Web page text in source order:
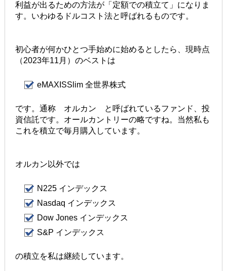
利益が出るための方法が「定額での積立て」になりま
す。いわゆるドルコスト法と呼ばれるものです。
初心者が何かひとつ手始めに始めるとしたら、現時点
（2023年11月）のベストは
eMAXISSlim 全世界株式
です。通称 オルカン と呼ばれているファンド、投
資信託です。オールカントリーの略ですね。当然私も
これを積立で毎月購入しています。
オルカン以外では
N225 インデックス
Nasdaq インデックス
Dow Jones インデックス
S&P インデックス
の積立を私は継続しています。